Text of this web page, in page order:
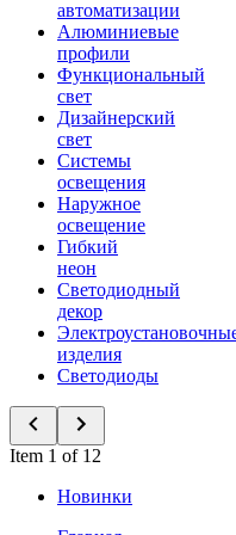
автоматизации
Алюминиевые
профили
Функциональный
свет
Дизайнерский
свет
Системы
освещения
Наружное
освещение
Гибкий
неон
Светодиодный
декор
изделия
Светодиоды
Item 1 of 12
Новинки